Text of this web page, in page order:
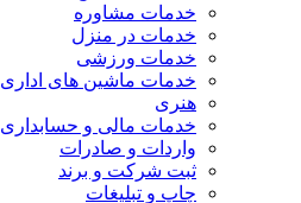
خدمات مشاوره
خدمات در منزل
خدمات ورزشی
خدمات ماشین های اداری
هنری
خدمات مالی و حسابداری
واردات و صادرات
ثبت شرکت و برند
چاپ و تبلیغات